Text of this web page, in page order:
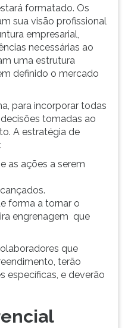
formatado. Os
sua visão profissional
empresarial,
necessárias ao
uma estrutura
definido o mercado
para incorporar todas
tomadas ao
A estratégia de
as ações a serem
forma a tornar o
engrenagem que
que
terão
específicas, e deverão